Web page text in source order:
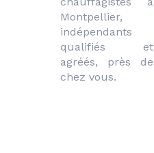
Montpellier,
indépendants
qualifiés et
agréés, près de
chez vous.